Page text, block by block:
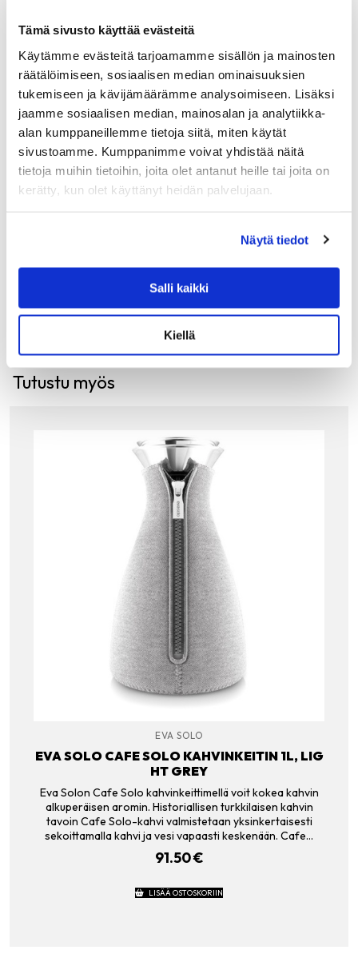
Tämä sivusto käyttää evästeitä
Käytämme evästeitä tarjoamamme sisällön ja mainosten
räätälöimiseen, sosiaalisen median ominaisuuksien
tukemiseen ja kävijämäärämme analysoimiseen. Lisäksi
jaamme sosiaalisen median, mainosalan ja analytiikka-
alan kumppaneillemme tietoja siitä, miten käytät
sivustoamme. Kumppanimme voivat yhdistää näitä
tietoja muihin tietoihin, joita olet antanut heille tai joita on
kerätty, kun olet käyttänyt heidän palvelujaan.
Näytä tiedot
Salli kaikki
Kiellä
KEITTIÖ- JA KATTAUSTUOTTEET
LINUM CUT LEIKKUULAUTA 70CM, TAMMI
Linumin massiivitamminen Cut on enemmän kuin
leikkuulauta: kokoa reilun kokoiselle laudalle vaikka
Tutustu myös
EVA SOLO
EVA SOLO CAFE SOLO KAHVINKEITIN 1L, LIG
HT GREY
Eva Solon Cafe Solo kahvinkeittimellä voit kokea kahvin
alkuperäisen aromin. Historiallisen turkkilaisen kahvin
tavoin Cafe Solo-kahvi valmistetaan yksinkertaisesti
sekoittamalla kahvi ja vesi vapaasti keskenään. Cafe…
91.50€
LISÄÄ OSTOSKORIIN